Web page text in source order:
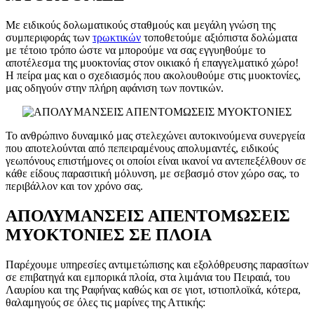
Με ειδικούς δολωματικούς σταθμούς και μεγάλη γνώση της
συμπεριφοράς των τρωκτικών τοποθετούμε αξιόπιστα δολώματα
με τέτοιο τρόπο ώστε να μπορούμε να σας εγγυηθούμε το
αποτέλεσμα της μυοκτονίας στον οικιακό ή επαγγελματικό χώρο!
Η πείρα μας και ο σχεδιασμός που ακολουθούμε στις μυοκτονίες,
μας οδηγούν στην πλήρη αφάνιση των ποντικών.
Το ανθρώπινο δυναμικό μας στελεχώνει αυτοκινούμενα συνεργεία
που αποτελούνται από πεπειραμένους απολυμαντές, ειδικούς
γεωπόνους επιστήμονες οι οποίοι είναι ικανοί να αντεπεξέλθουν σε
κάθε είδους παρασιτική μόλυνση, με σεβασμό στον χώρο σας, το
περιβάλλον και τον χρόνο σας.
ΑΠΟΛΥΜΑΝΣΕΙΣ ΑΠΕΝΤΟΜΩΣΕΙΣ
ΜΥΟΚΤΟΝΙΕΣ ΣΕ ΠΛΟΙΑ
Παρέχουμε υπηρεσίες αντιμετώπισης και εξολόθρευσης παρασίτων
σε επιβατηγά και εμπορικά πλοία, στα λιμάνια του Πειραιά, του
Λαυρίου και της Ραφήνας καθώς και σε γιοτ, ιστιοπλοϊκά, κότερα,
θαλαμηγούς σε όλες τις μαρίνες της Αττικής: